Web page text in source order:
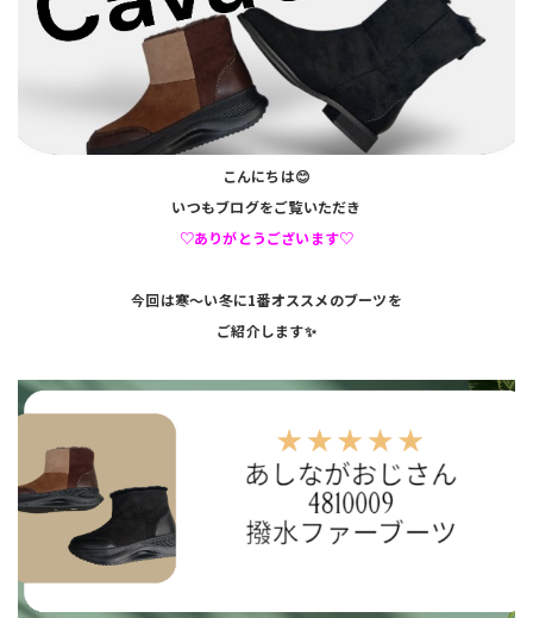
こんにちは😊
いつもブログをご覧いただき
♡ありがとうございます♡
今回は寒〜い冬に1番オススメのブーツを
ご紹介します✨️